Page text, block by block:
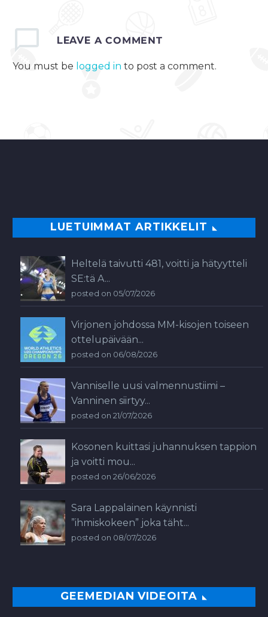
LEAVE A COMMENT
You must be logged in to post a comment.
LUETUIMMAT ARTIKKELIT
Heltelä taivutti 481, voitti ja hätyytteli
SE:tä A...
posted on 05/07/2026
Virjonen johdossa MM-kisojen toiseen
ottelupäivään...
posted on 06/08/2026
Vanniselle uusi valmennustiimi –
Vanninen siirtyy...
posted on 21/07/2026
Kosonen kuittasi juhannuksen tappion
ja voitti mou...
posted on 26/06/2026
Sara Lappalainen käynnisti
”ihmiskokeen” joka täht...
posted on 08/07/2026
GEEMEDIAN VIDEOITA